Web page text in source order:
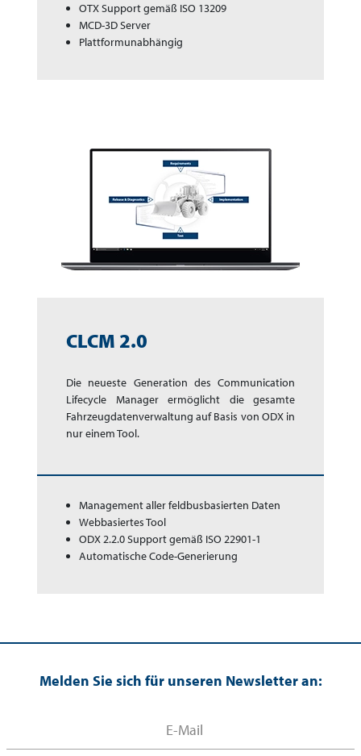
OTX Support gemäß ISO 13209
MCD-3D Server
Plattformunabhängig
CLCM 2.0
Die neueste Generation des Communication
Life­cycle Manager ermöglicht die gesamte
Fahrzeug­da­ten­ver­waltung auf Basis von ODX in
nur einem Tool.
Management aller feldbusbasierten Daten
Webbasiertes Tool
ODX 2.2.0 Support gemäß ISO 22901-1
Automatische Code-Generierung
Melden Sie sich für unseren Newsletter an: